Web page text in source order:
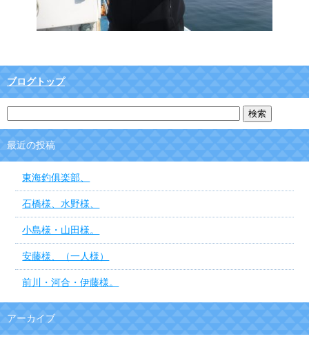
ブログトップ
最近の投稿
東海釣俱楽部、
石橋様、水野様、
小島様・山田様。
安藤様、（一人様）
前川・河合・伊藤様。
アーカイブ